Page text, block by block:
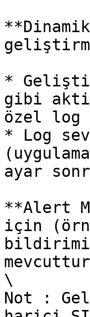
*
gibi
özel log
* Log
ayar
**Alert
için
bildirimi
\
Not :